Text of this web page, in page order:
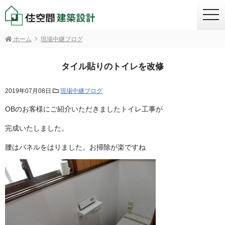
ホーム 現場中継ブログ
タイル貼りのトイレを改修
2019年07月08日 現場中継ブログ
OBのお客様にご紹介いただきましたトイレ工事が
完成いたしました。
腰はパネルをはりました。お掃除が楽ですね